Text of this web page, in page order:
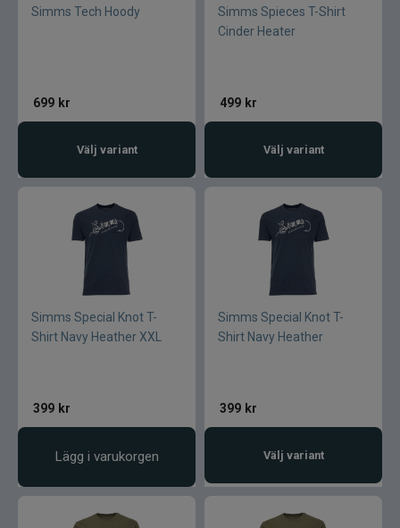
Simms Tech Hoody
699 kr
Välj variant
Simms Spieces T-Shirt
Cinder Heater
499 kr
Välj variant
Simms Special Knot T-
Shirt Navy Heather XXL
399 kr
Lägg i varukorgen
Simms Special Knot T-
Shirt Navy Heather
399 kr
Välj variant